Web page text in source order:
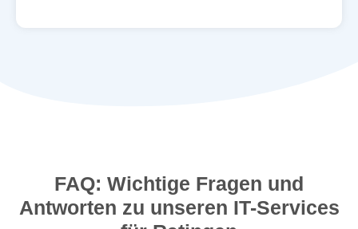
FAQ: Wichtige Fragen und
Antworten zu unseren IT-Services